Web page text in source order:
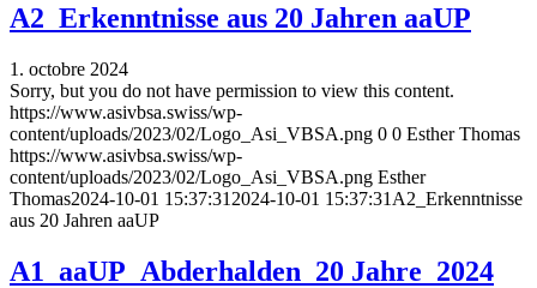
A2_Erkenntnisse aus 20 Jahren aaUP
1. octobre 2024
Sorry, but you do not have permission to view this content.
https://www.asivbsa.swiss/wp-
content/uploads/2023/02/Logo_Asi_VBSA.png 0 0 Esther Thomas
https://www.asivbsa.swiss/wp-
content/uploads/2023/02/Logo_Asi_VBSA.png Esther
Thomas2024-10-01 15:37:31 2024-10-01 15:37:31 A2_Erkenntnisse
aus 20 Jahren aaUP
A1_aaUP_Abderhalden_20 Jahre_2024